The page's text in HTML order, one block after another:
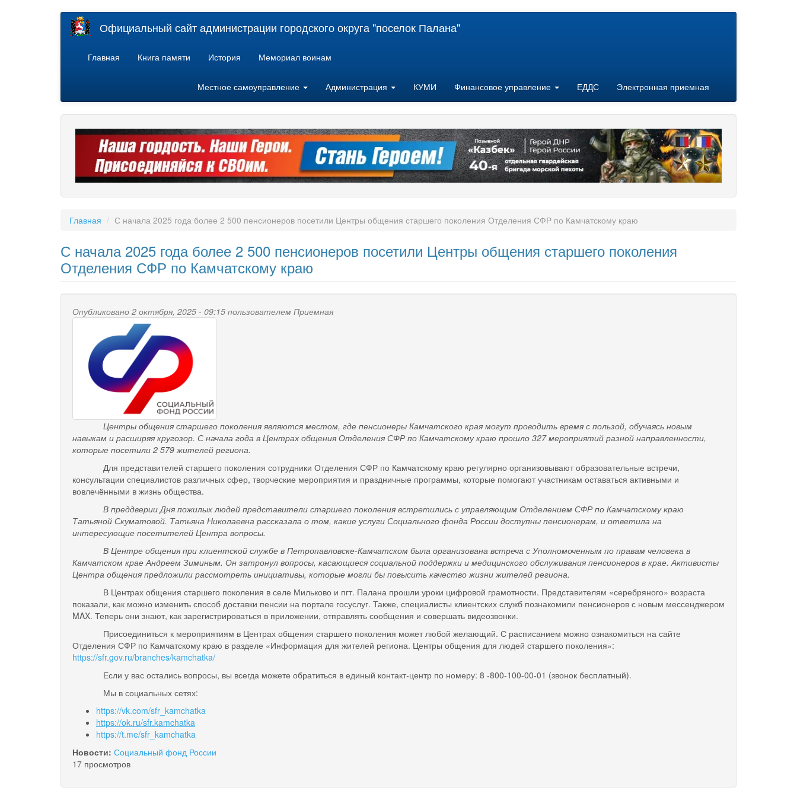
Официальный сайт администрации городского округа "поселок Палана"
Главная Книга памяти История Мемориал воинам
Местное самоуправление Администрация КУМИ Финансовое управление ЕДДС Электронная приемная
Главная С начала 2025 года более 2 500 пенсионеров посетили Центры общения старшего поколения Отделения СФР по Камчатскому краю
С начала 2025 года более 2 500 пенсионеров посетили Центры общения старшего поколения
Отделения СФР по Камчатскому краю
Опубликовано 2 октября, 2025 - 09:15 пользователем Приемная
Центры общения старшего поколения являются местом, где пенсионеры Камчатского края могут проводить время с пользой, обучаясь новым
навыкам и расширяя кругозор. С начала года в Центрах общения Отделения СФР по Камчатскому краю прошло 327 мероприятий разной направленности,
которые посетили 2 579 жителей региона.
Для представителей старшего поколения сотрудники Отделения СФР по Камчатскому краю регулярно организовывают образовательные встречи,
консультации специалистов различных сфер, творческие мероприятия и праздничные программы, которые помогают участникам оставаться активными и
вовлечёнными в жизнь общества.
В преддверии Дня пожилых людей представители старшего поколения встретились с управляющим Отделением СФР по Камчатскому краю
Татьяной Скуматовой. Татьяна Николаевна рассказала о том, какие услуги Социального фонда России доступны пенсионерам, и ответила на
интересующие посетителей Центра вопросы.
В Центре общения при клиентской службе в Петропавловске-Камчатском была организована встреча с Уполномоченным по правам человека в
Камчатском крае Андреем Зиминым. Он затронул вопросы, касающиеся социальной поддержки и медицинского обслуживания пенсионеров в крае. Активисты
Центра общения предложили рассмотреть инициативы, которые могли бы повысить качество жизни жителей региона.
В Центрах общения старшего поколения в селе Мильково и пгт. Палана прошли уроки цифровой грамотности. Представителям «серебряного» возраста
показали, как можно изменить способ доставки пенсии на портале госуслуг. Также, специалисты клиентских служб познакомили пенсионеров с новым мессенджером
MAX. Теперь они знают, как зарегистрироваться в приложении, отправлять сообщения и совершать видеозвонки.
Присоединиться к мероприятиям в Центрах общения старшего поколения может любой желающий. С расписанием можно ознакомиться на сайте
Отделения СФР по Камчатскому краю в разделе «Информация для жителей региона. Центры общения для людей старшего поколения»:
https://sfr.gov.ru/branches/kamchatka/
Если у вас остались вопросы, вы всегда можете обратиться в единый контакт-центр по номеру: 8 -800-100-00-01 (звонок бесплатный).
Мы в социальных сетях:
https://vk.com/sfr_kamchatka
https://ok.ru/sfr.kamchatka
https://t.me/sfr_kamchatka
Новости: Социальный фонд России
17 просмотров